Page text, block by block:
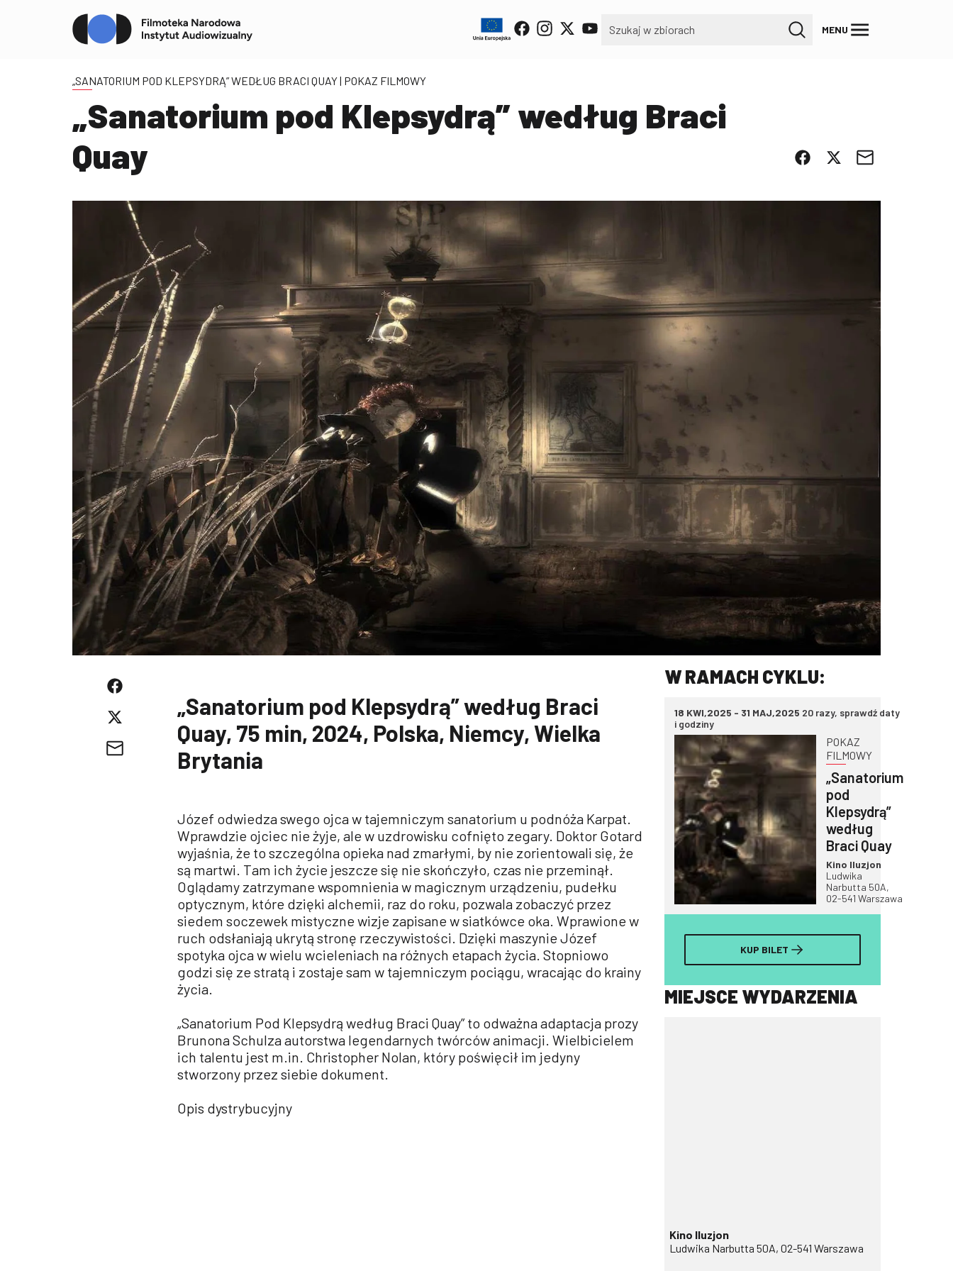
MENU
„SANATORIUM POD KLEPSYDRĄ” WEDŁUG BRACI QUAY| POKAZ FILMOWY
„Sanatorium pod Klepsydrą” według Braci
Quay
„Sanatorium pod Klepsydrą” według Braci
Quay, 75 min, 2024, Polska, Niemcy, Wielka
Brytania
Józef odwiedza swego ojca w tajemniczym sanatorium u podnóża Karpat.
Wprawdzie ojciec nie żyje, ale w uzdrowisku cofnięto zegary. Doktor Gotard
wyjaśnia, że to szczególna opieka nad zmarłymi, by nie zorientowali się, że
są martwi. Tam ich życie jeszcze się nie skończyło, czas nie przeminął.
Oglądamy zatrzymane wspomnienia w magicznym urządzeniu, pudełku
optycznym, które dzięki alchemii, raz do roku, pozwala zobaczyć przez
siedem soczewek mistyczne wizje zapisane w siatkówce oka. Wprawione w
ruch odsłaniają ukrytą stronę rzeczywistości. Dzięki maszynie Józef
spotyka ojca w wielu wcieleniach na różnych etapach życia. Stopniowo
godzi się ze stratą i zostaje sam w tajemniczym pociągu, wracając do krainy
życia.
„Sanatorium Pod Klepsydrą według Braci Quay” to odważna adaptacja prozy
Brunona Schulza autorstwa legendarnych twórców animacji. Wielbicielem
ich talentu jest m.in. Christopher Nolan, który poświęcił im jedyny
stworzony przez siebie dokument.
Opis dystrybucyjny
W RAMACH CYKLU:
18 KWI,2025 - 31 MAJ,2025 20 razy, sprawdź daty
i godziny
POKAZ
FILMOWY
„Sanatorium
pod
Klepsydrą”
według
Braci Quay
Kino Iluzjon
Ludwika
Narbutta 50A,
02-541 Warszawa
KUP BILET
MIEJSCE WYDARZENIA
Kino Iluzjon
Ludwika Narbutta 50A, 02-541 Warszawa